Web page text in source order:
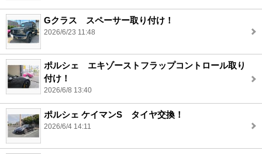
Gクラス スペーサー取り付け！
2026/6/23 11:48
ポルシェ エキゾーストフラップコントロール取り
付け！
2026/6/8 13:40
ポルシェ ケイマンS タイヤ交換！
2026/6/4 14:11